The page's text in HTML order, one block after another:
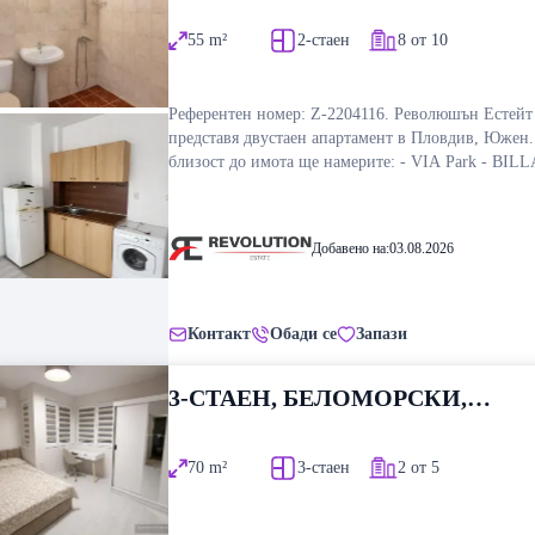
55 m² 2-стаен 8 от 10
Референтен номер: Z-2204116. Революшън Естейт
представя двустаен апартамент в Пловдив,
близост до имота ще намерите: - VIA Park -
на посочения телефон.
Добавено на:03.08.2026
Контакт Обади се Запази
3-СТАЕН, БЕЛОМОРСКИ,
70 m² 3-стаен 2 от 5